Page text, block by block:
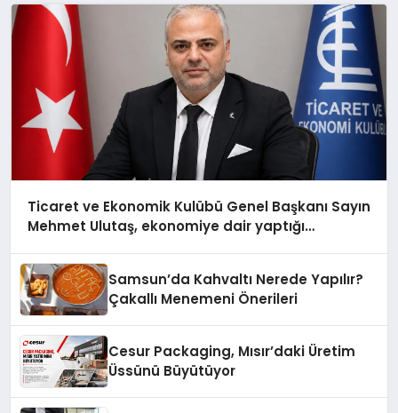
Ticaret ve Ekonomik Kulübü Genel Başkanı Sayın
Mehmet Ulutaş, ekonomiye dair yaptığı
Samsun’da Kahvaltı Nerede Yapılır?
Çakallı Menemeni Önerileri
Cesur Packaging, Mısır’daki Üretim
Üssünü Büyütüyor